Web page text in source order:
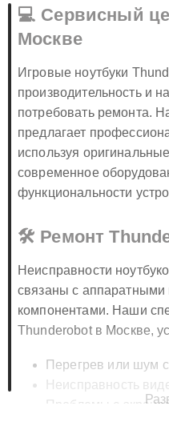
💻 Сервисный
Москве
Игровые ноутбуки
производительность и
потребовать ремонта.
предлагает
используя
современное
функциональности
🛠️ Ремонт
Неисправности
связаны с
компонентами. Наши
Thunderobot в Москве,
Перегрев или шум
Неисправность
Проблемы с